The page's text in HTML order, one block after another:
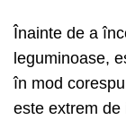
Înainte de a
leguminoase,
în mod
este extrem de